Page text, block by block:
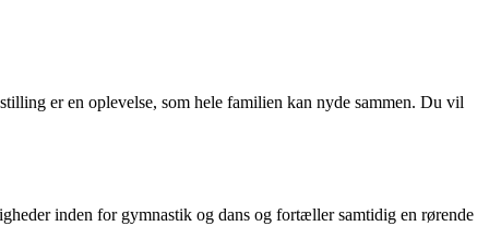
er en oplevelse, som hele familien kan nyde sammen. Du vil
inden for gymnastik og dans og fortæller samtidig en rørende